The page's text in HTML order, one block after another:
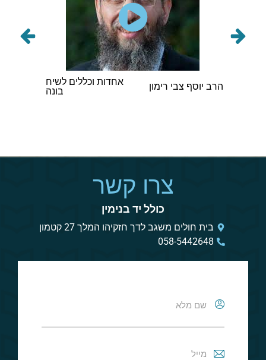
הרב יוסף צבי רימון
אחדות וכללים לשיח
בונה
צרו קשר
כולל יד בנימין
בית חולים משגב לדך חזקיהו המלך 27 קטמון
058-5442648